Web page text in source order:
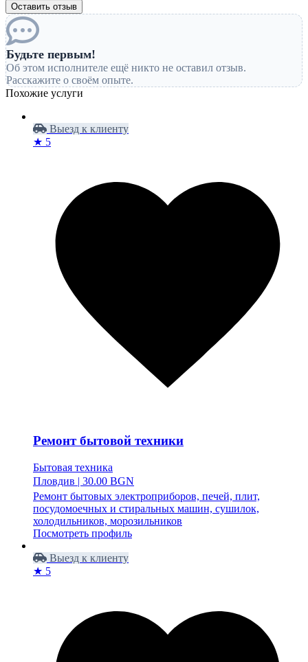
Оставить отзыв
Будьте первым!
Об этом исполнителе ещё никто не оставил отзыв.
Расскажите о своём опыте.
Похожие услуги
Выезд к клиенту
★ 5
Ремонт бытовой техники
Бытовая техника
Пловдив | 30.00 BGN
Ремонт бытовых электроприборов, печей, плит,
посудомоечных и стиральных машин, сушилок,
холодильников, морозильников
Посмотреть профиль
Выезд к клиенту
★ 5